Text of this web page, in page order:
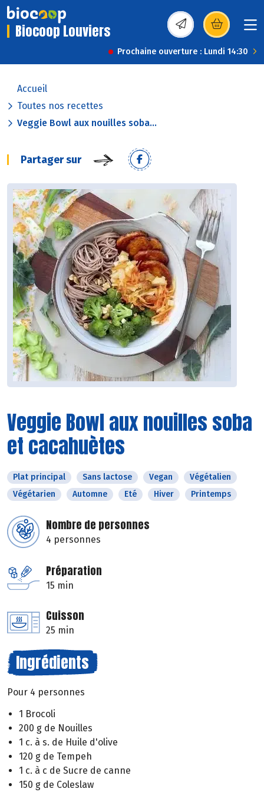
Biocoop Louviers (s’ouvre dans une
Prochaine ouverture : Lundi 14:30
Accueil
Toutes nos recettes
Veggie Bowl aux nouilles soba...
Partager sur
Veggie Bowl aux nouilles soba
et cacahuètes
Plat principal Sans lactose Vegan
Végétalien
Végétarien
Automne Eté Hiver Printemps
Nombre de personnes
4 personnes
Préparation
15 min
Cuisson
25 min
Ingrédients
Pour 4 personnes
1 Brocoli
200 g de Nouilles
1 c. à s. de Huile d'olive
120 g de Tempeh
1 c. à c de Sucre de canne
150 g de Coleslaw